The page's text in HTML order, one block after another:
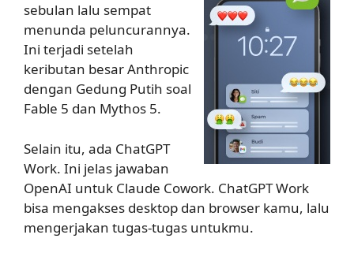
sebulan lalu sempat
menunda peluncurannya.
Ini terjadi setelah
keributan besar Anthropic
dengan Gedung Putih soal
Fable 5 dan Mythos 5.
Selain itu, ada ChatGPT
Work. Ini jelas jawaban
OpenAI untuk Claude Cowork. ChatGPT Work
bisa mengakses desktop dan browser kamu, lalu
mengerjakan tugas-tugas untukmu.